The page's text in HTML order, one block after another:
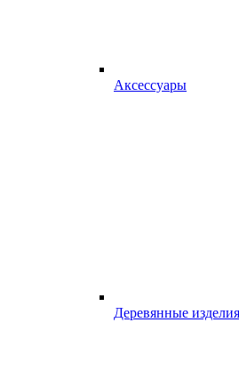
Аксессуары
Деревянные изделия